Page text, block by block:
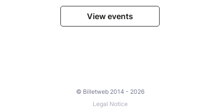
View events
© Billetweb 2014 - 2026
Legal Notice